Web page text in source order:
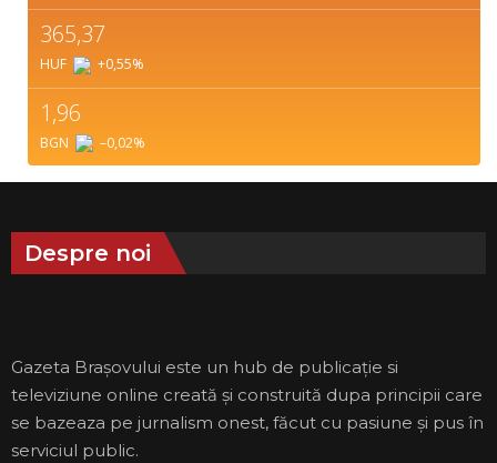
365,37
HUF +0,55%
1,96
BGN –0,02%
Despre noi
Gazeta Brașovului este un hub de publicație si
televiziune online creată și construită dupa principii care
se bazeaza pe jurnalism onest, făcut cu pasiune și pus în
serviciul public.